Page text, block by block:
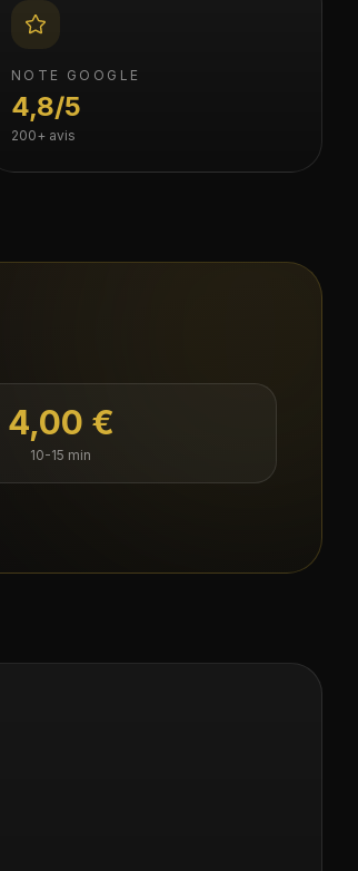
NOTE GOOGLE
4,8/5
200+ avis
4,00 €
10-15 min